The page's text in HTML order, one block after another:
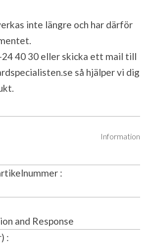
inte längre och har därför
24 40 30 eller skicka ett mail till
så hjälper vi dig
Information
and Response